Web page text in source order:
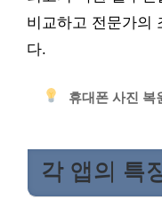
비교하고 전문가의
다.
휴대폰 사진 복
각 앱의 특